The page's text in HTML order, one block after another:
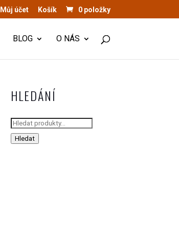
Můj účet Košík 0 položky
BLOG O NÁS
HLEDÁNÍ
Hledat:
Hledat